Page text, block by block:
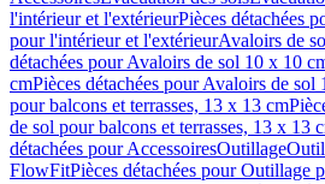
l'intérieur et l'extérieurPièces détachées
pour l'intérieur et l'extérieurAvaloirs de
détachées pour Avaloirs de sol 10 x 10
cmPièces détachées pour Avaloirs de sol
pour balcons et terrasses, 13 x 13 cm
de sol pour balcons et terrasses, 13 x 13
détachées pour AccessoiresOutillage
FlowFitPièces détachées pour Outillage